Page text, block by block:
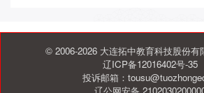
© 2006-2026 大连拓中教育科技股份有
辽ICP备12016402号-35
投诉邮箱：